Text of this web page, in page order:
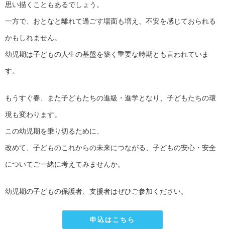
思い描くこともあるでしょう。
一方で、おとなと離れて過ごす場面も増え、不安を感じておられる
かもしれません。
幼児期は子どもの人生の基盤を築く重要な時期とも言われていま
す。
もうすぐ春、また子どもたちの進級・進学となり、子どもたちの環
境も変わります。
この幼児期を乗り切るために、
改めて、子どものこれからの未来につながる、子どもの安心・安全
についてご一緒に考えてみませんか。
幼児期の子どもの保護者、支援者はぜひご参加ください。
申込はこちら